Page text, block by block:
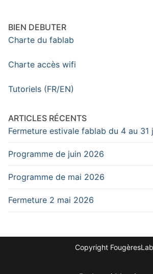
BIEN DEBUTER
Charte du fablab
Charte accès wifi
Tutoriels (FR/EN)
ARTICLES RÉCENTS
Fermeture estivale fablab du 4 au 31
Programme de juin 2026
Programme de mai 2026
Fermeture 2 mai 2026
Copyright FougèresLab